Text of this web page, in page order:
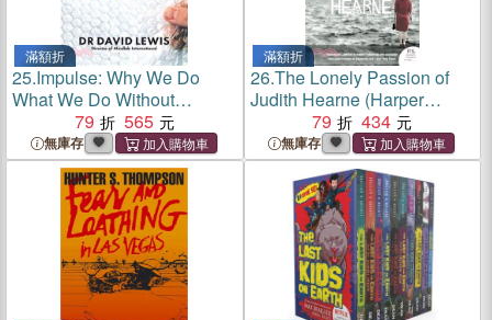
滿額折
25.Impulse: Why We Do
What We Do Without
Knowing Why We Do It
79 565
無庫存
滿額折
26.The Lonely Passion of
Judith Hearne (Harper
Perennial Modern Classics)
79 434
無庫存